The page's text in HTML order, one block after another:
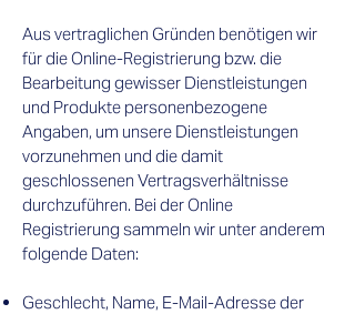
Aus vertraglichen Gründen benötigen wir
für die Online-Registrierung bzw. die
Bearbeitung gewisser Dienstleistungen
und Produkte personenbezogene
Angaben, um unsere Dienstleistungen
vorzunehmen und die damit
geschlossenen Vertragsverhältnisse
durchzuführen. Bei der Online
Registrierung sammeln wir unter anderem
folgende Daten:
Geschlecht, Name, E-Mail-Adresse der